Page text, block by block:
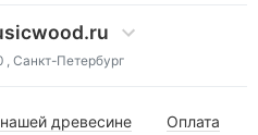
, Санкт-Петербург
древесине Оплата